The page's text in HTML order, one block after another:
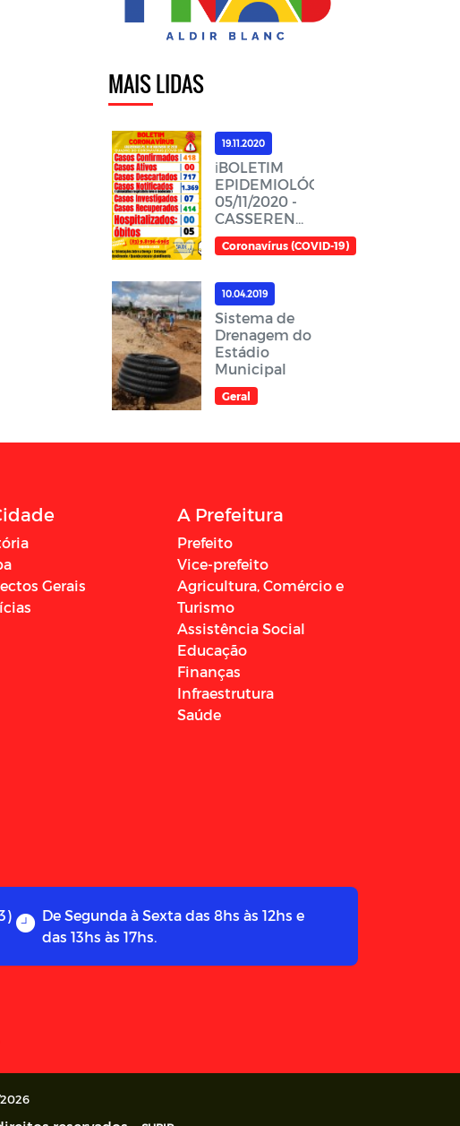
MAIS LIDAS
19.11.2020
ℹ️BOLETIM
EPIDEMIOLÓGICO,
05/11/2020 -
CASSERENGUE-
PBℹ️
Coronavírus (COVID-19)
10.04.2019
Sistema de
Drenagem do
Estádio
Municipal
Geral
Gerais
A Prefeitura
Prefeito
Vice-prefeito
Agricultura, Comércio e
Turismo
Assistência Social
Educação
Finanças
Infraestrutura
Saúde
De Segunda à Sexta das 8hs às 12hs e
das 13hs às 17hs.